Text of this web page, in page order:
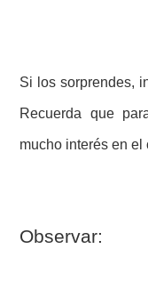
Si los sorprendes,
Recuerda que
mucho interés en
Observar: